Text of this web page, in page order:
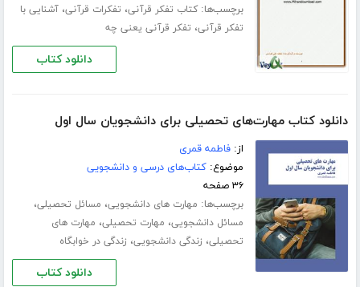
برچسب‌ها:کتاب تفکر قرآنی، تفکرات قرآنی،آشنایی با
تفکر قرآنی، تفکر قرآنی یعنی چه
دانلود کتاب
دانلود کتاب مهارت‌های تحصیلی برای دانشجویان سال اول
از:فاطمه قمری
موضوع:کتاب‌های درسی و دانشجویی
۳۶ صفحه
برچسب‌ها: مهارت های دانشجویی، مسائل تحصیلی،
مسائل دانشجویی، مهارت تحصیلی، مهارت های
تحصیلی، زندگی دانشجویی، زندگی در خوابگاه
دانلود کتاب